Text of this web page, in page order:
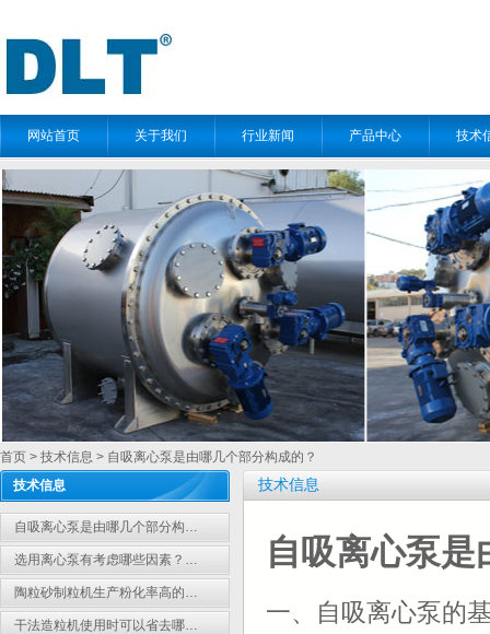
网站首页 关于我们 行业新闻 产品中心 技术
首页 > 技术信息 > 自吸离心泵是由哪几个部分构成的？
技术信息
自吸离心泵是由哪几个部分构…
选用离心泵有考虑哪些因素？…
陶粒砂制粒机生产粉化率高的…
干法造粒机使用时可以省去哪…
技术信息
自吸离心泵
一、自吸离心泵的